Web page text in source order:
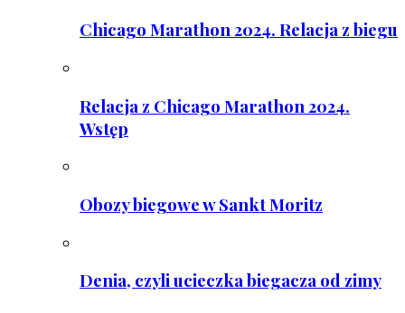
Chicago Marathon 2024. Relacja z biegu
Relacja z Chicago Marathon 2024.
Wstęp
Obozy biegowe w Sankt Moritz
Denia, czyli ucieczka biegacza od zimy